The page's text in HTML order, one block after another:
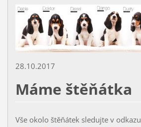
28.10.2017
Máme štěňátka
Vše okolo štěňátek sledujte v odkazu